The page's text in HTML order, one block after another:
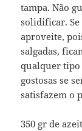
tampa. Não
solidificar. Se
aproveite,
salgadas,
qualquer tipo
gostosas se
satisfazem o
350 gr de